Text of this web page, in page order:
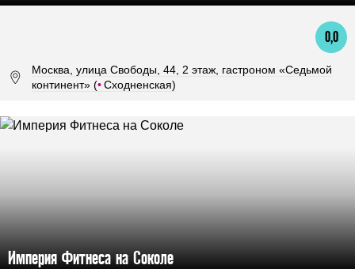
0,0
Москва, улица Свободы, 44, 2 этаж, гастроном «Седьмой
континент» (•Сходненская)
Империя Фитнеса на Соколе